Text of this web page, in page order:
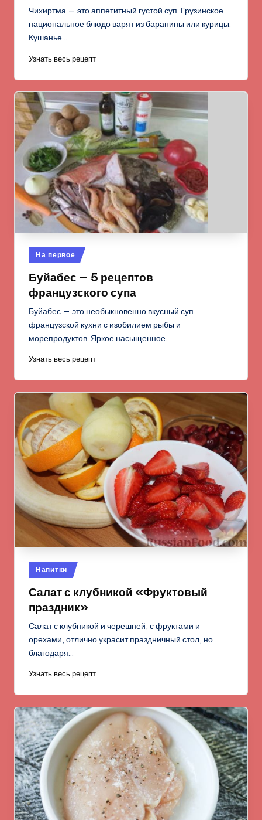
Чихиртма — это аппетитный густой суп. Грузинское
национальное блюдо варят из баранины или курицы.
Кушанье…
Узнать весь рецепт
Опубликовано
в
На первое
Буйабес — 5 рецептов
французского супа
Буйабес — это необыкновенно вкусный суп
французской кухни с изобилием рыбы и
морепродуктов. Яркое насыщенное…
Узнать весь рецепт
Опубликовано
в
Напитки
Салат с клубникой «Фруктовый
праздник»
Салат с клубникой и черешней, с фруктами и
орехами, отлично украсит праздничный стол, но
благодаря…
Узнать весь рецепт